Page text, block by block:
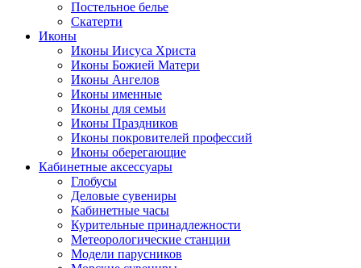
Постельное белье
Скатерти
Иконы
Иконы Иисуса Христа
Иконы Божией Матери
Иконы Ангелов
Иконы именные
Иконы для семьи
Иконы Праздников
Иконы покровителей профессий
Иконы оберегающие
Кабинетные аксессуары
Глобусы
Деловые сувениры
Кабинетные часы
Курительные принадлежности
Метеорологические станции
Модели парусников